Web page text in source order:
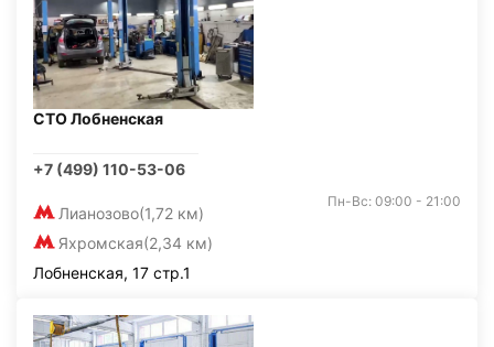
СТО Лобненская
+7 (499) 110-53-06
Лианозово(1,72 км)
Яхромская(2,34 км)
Пн-Вс: 09:00 - 21:00
Лобненская, 17 стр.1